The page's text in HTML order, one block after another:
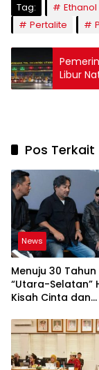
Tag: Ethanol
Pertalite
Libur
Pos Terkait
News
Menuju 30 Tahun
“Utara-Selatan”
Kisah Cinta dan